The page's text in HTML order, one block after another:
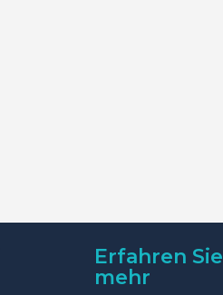
Erfahren Sie
mehr